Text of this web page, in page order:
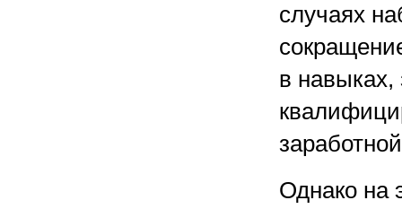
случаях
в навыках,
Однако на